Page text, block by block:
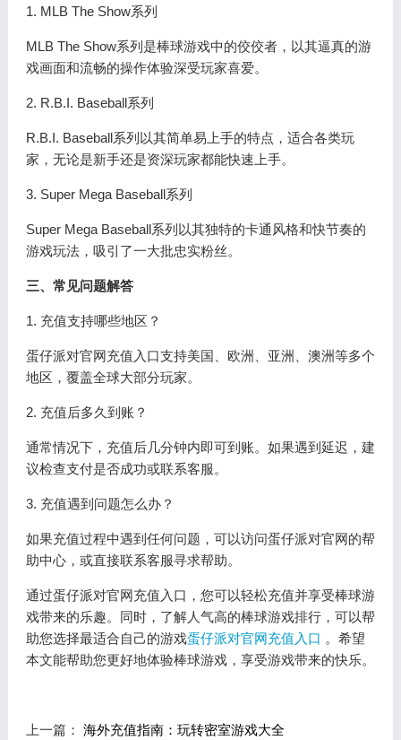
1. MLB The Show系列
MLB The Show系列是棒球游戏中的佼佼者，以其逼真的游
戏画面和流畅的操作体验深受玩家喜爱。
2. R.B.I. Baseball系列
R.B.I. Baseball系列以其简单易上手的特点，适合各类玩
家，无论是新手还是资深玩家都能快速上手。
3. Super Mega Baseball系列
Super Mega Baseball系列以其独特的卡通风格和快节奏的
游戏玩法，吸引了一大批忠实粉丝。
三、常见问题解答
1. 充值支持哪些地区？
蛋仔派对官网充值入口支持美国、欧洲、亚洲、澳洲等多个
地区，覆盖全球大部分玩家。
2. 充值后多久到账？
通常情况下，充值后几分钟内即可到账。如果遇到延迟，建
议检查支付是否成功或联系客服。
3. 充值遇到问题怎么办？
如果充值过程中遇到任何问题，可以访问蛋仔派对官网的帮
助中心，或直接联系客服寻求帮助。
通过蛋仔派对官网充值入口，您可以轻松充值并享受棒球游
戏带来的乐趣。同时，了解人气高的棒球游戏排行，可以帮
助您选择最适合自己的游戏蛋仔派对官网充值入口 。希望
本文能帮助您更好地体验棒球游戏，享受游戏带来的快乐。
上一篇： 海外充值指南：玩转密室游戏大全